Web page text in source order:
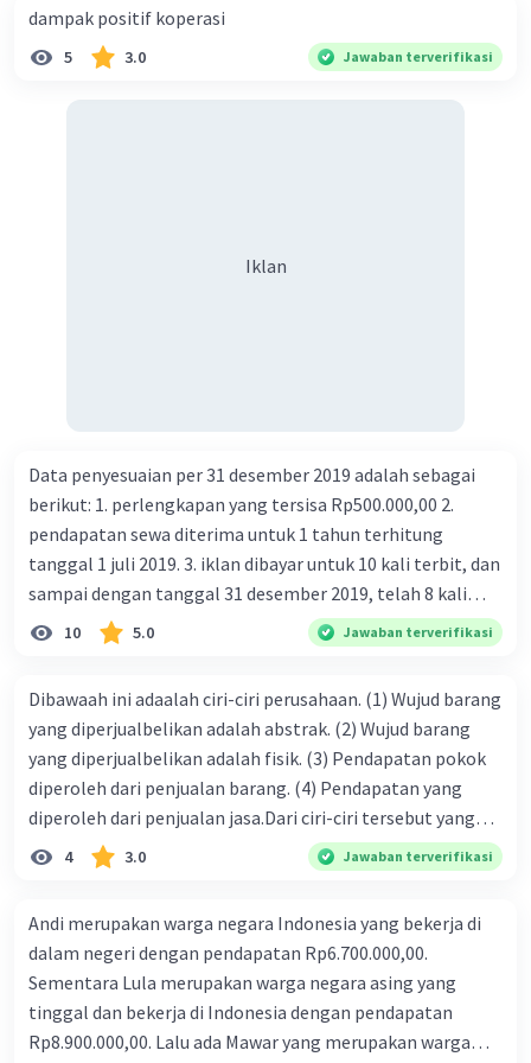
dampak positif koperasi
5 3.0 Jawaban terverifikasi
Iklan
Data penyesuaian per 31 desember 2019 adalah sebagai
berikut: 1. perlengkapan yang tersisa Rp500.000,00 2.
pendapatan sewa diterima untuk 1 tahun terhitung
tanggal 1 juli 2019. 3. iklan dibayar untuk 10 kali terbit, dan
sampai dengan tanggal 31 desember 2019, telah 8 kali
terbit. 4. gaji terutang untuk periode berjalan sebesar
Rp800.000,00 dari data di atas, pencatatan jurnal pembalik
10 5.0 Jawaban terverifikasi
Dibawaah ini adaalah ciri-ciri perusahaan. (1) Wujud barang
yang diperjualbelikan adalah abstrak. (2) Wujud barang
yang diperjualbelikan adalah fisik. (3) Pendapatan pokok
diperoleh dari penjualan barang. (4) Pendapatan yang
diperoleh dari penjualan jasa.Dari ciri-ciri tersebut yang
merupakan ciri dari perusahaan dagang ditunjukan pada
nomor…. a. 1 dan 3 b. 3 dan 4 c. 2 dan 3 d. 1 dan 2 e. 2 dan 4
4 3.0 Jawaban terverifikasi
Andi merupakan warga negara Indonesia yang bekerja di
dalam negeri dengan pendapatan Rp6.700.000,00.
Sementara Lula merupakan warga negara asing yang
tinggal dan bekerja di Indonesia dengan pendapatan
Rp8.900.000,00. Lalu ada Mawar yang merupakan warga